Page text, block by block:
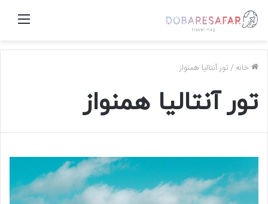
منو
خانه /تور آنتالیا همنواز
تور آنتالیا همنواز